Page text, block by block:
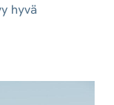
hyvä